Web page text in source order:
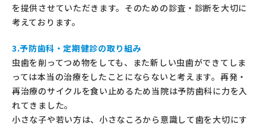
を提供させていただきます。そのための診査・診断を大切に
考えております。
3.予防歯科・定期健診の取り組み
虫歯を削ってつめ物をしても、また新しい虫歯ができてしま
っては本当の治療をしたことにならないと考えます。再発・
再治療のサイクルを食い止めるため当院は予防歯科に力を入
れてきました。
小さな子や若い方は、小さなころから意識して歯を大切にす